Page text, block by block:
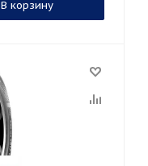
В корзину